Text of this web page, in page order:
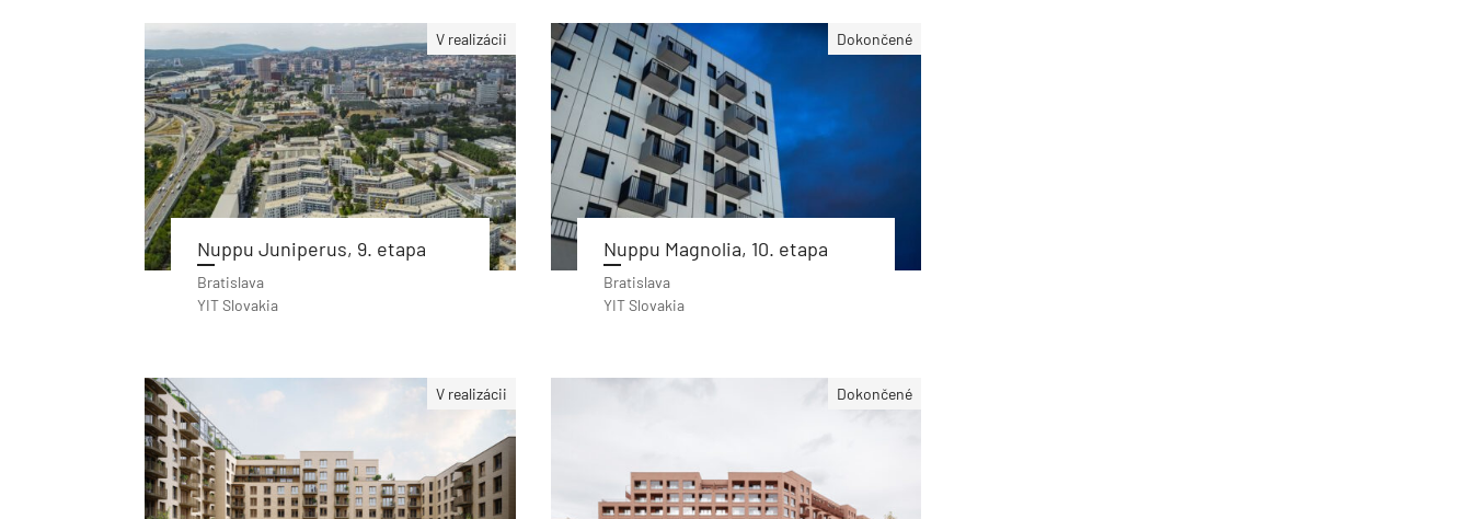
V realizácii
Nuppu Juniperus, 9. etapa
Bratislava
YIT Slovakia
Dokončené
Nuppu Magnolia, 10. etapa
Bratislava
YIT Slovakia
V realizácii Dokončené